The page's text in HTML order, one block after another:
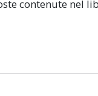
contenute nel